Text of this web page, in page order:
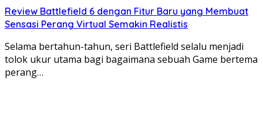
Review Battlefield 6 dengan Fitur Baru yang Membuat
Sensasi Perang Virtual Semakin Realistis
Selama bertahun-tahun, seri Battlefield selalu menjadi
tolok ukur utama bagi bagaimana sebuah Game bertema
perang…